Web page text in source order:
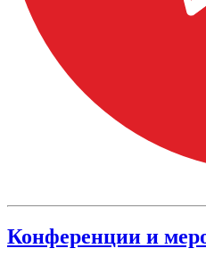
Конференции и